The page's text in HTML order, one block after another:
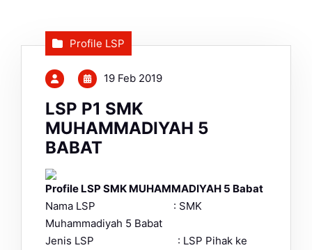
Profile LSP
19 Feb 2019
LSP P1 SMK
MUHAMMADIYAH 5
BABAT
Profile LSP SMK MUHAMMADIYAH 5 Babat
Nama LSP : SMK
Muhammadiyah 5 Babat
Jenis LSP : LSP Pihak ke